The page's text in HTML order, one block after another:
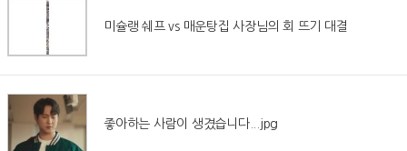
미슐랭 쉐프 vs 매운탕집 사장님의 회 뜨기 대결
좋아하는 사람이 생겼습니다...jpg